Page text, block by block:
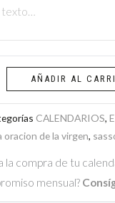
AÑADIR AL
CALENDARIOS,
oracion de la virgen,
la compra de tu
mensual?